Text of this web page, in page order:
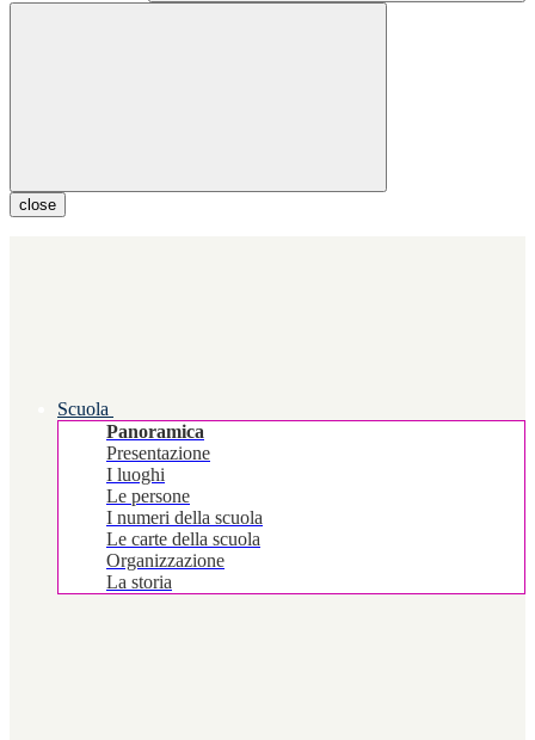
close
Scuola
Panoramica
Presentazione
I luoghi
Le persone
I numeri della scuola
Le carte della scuola
Organizzazione
La storia